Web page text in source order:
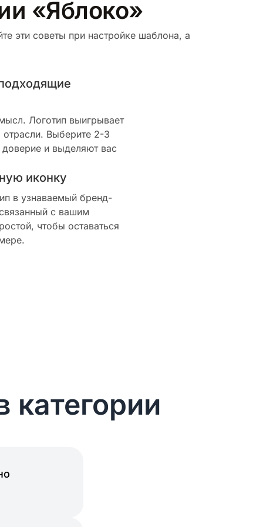
«Яблоко»
эти советы при настройке шаблона, а
Логотип выигрывает
Выберите 2-3
и выделяют вас
иконку
в узнаваемый бренд-
с вашим
чтобы оставаться
категории